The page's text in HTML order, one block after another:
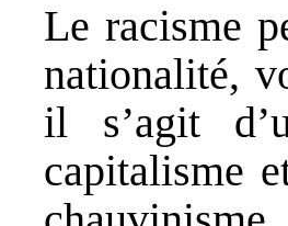
Le racisme
nationalité,
il s’agit
capitalisme